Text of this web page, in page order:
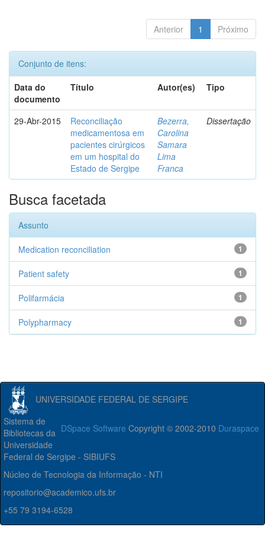
Anterior 1 Próximo
Conjunto de itens:
Data do
documento
Título Autor(es) Tipo
29-Abr-2015
Reconciliação
medicamentosa em
pacientes cirúrgicos
em um hospital do
Estado de Sergipe
Bezerra,
Carolina
Samara
Lima
Franca
Dissertação
Busca facetada
Assunto
1
Medication reconciliation
1
Patient safety
1
Polifarmácia
1
Polypharmacy
UNIVERSIDADE FEDERAL DE SERGIPE
DSpace Software Copyright © 2002-2010 Duraspace
Sistema de
Bibliotecas da
Universidade
Federal de Sergipe - SIBIUFS
Núcleo de Tecnologia da Informação - NTI
repositorio@academico.ufs.br
+55 79 3194-6528